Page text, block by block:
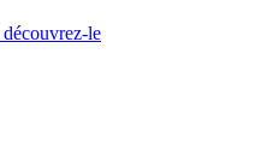
découvrez-le